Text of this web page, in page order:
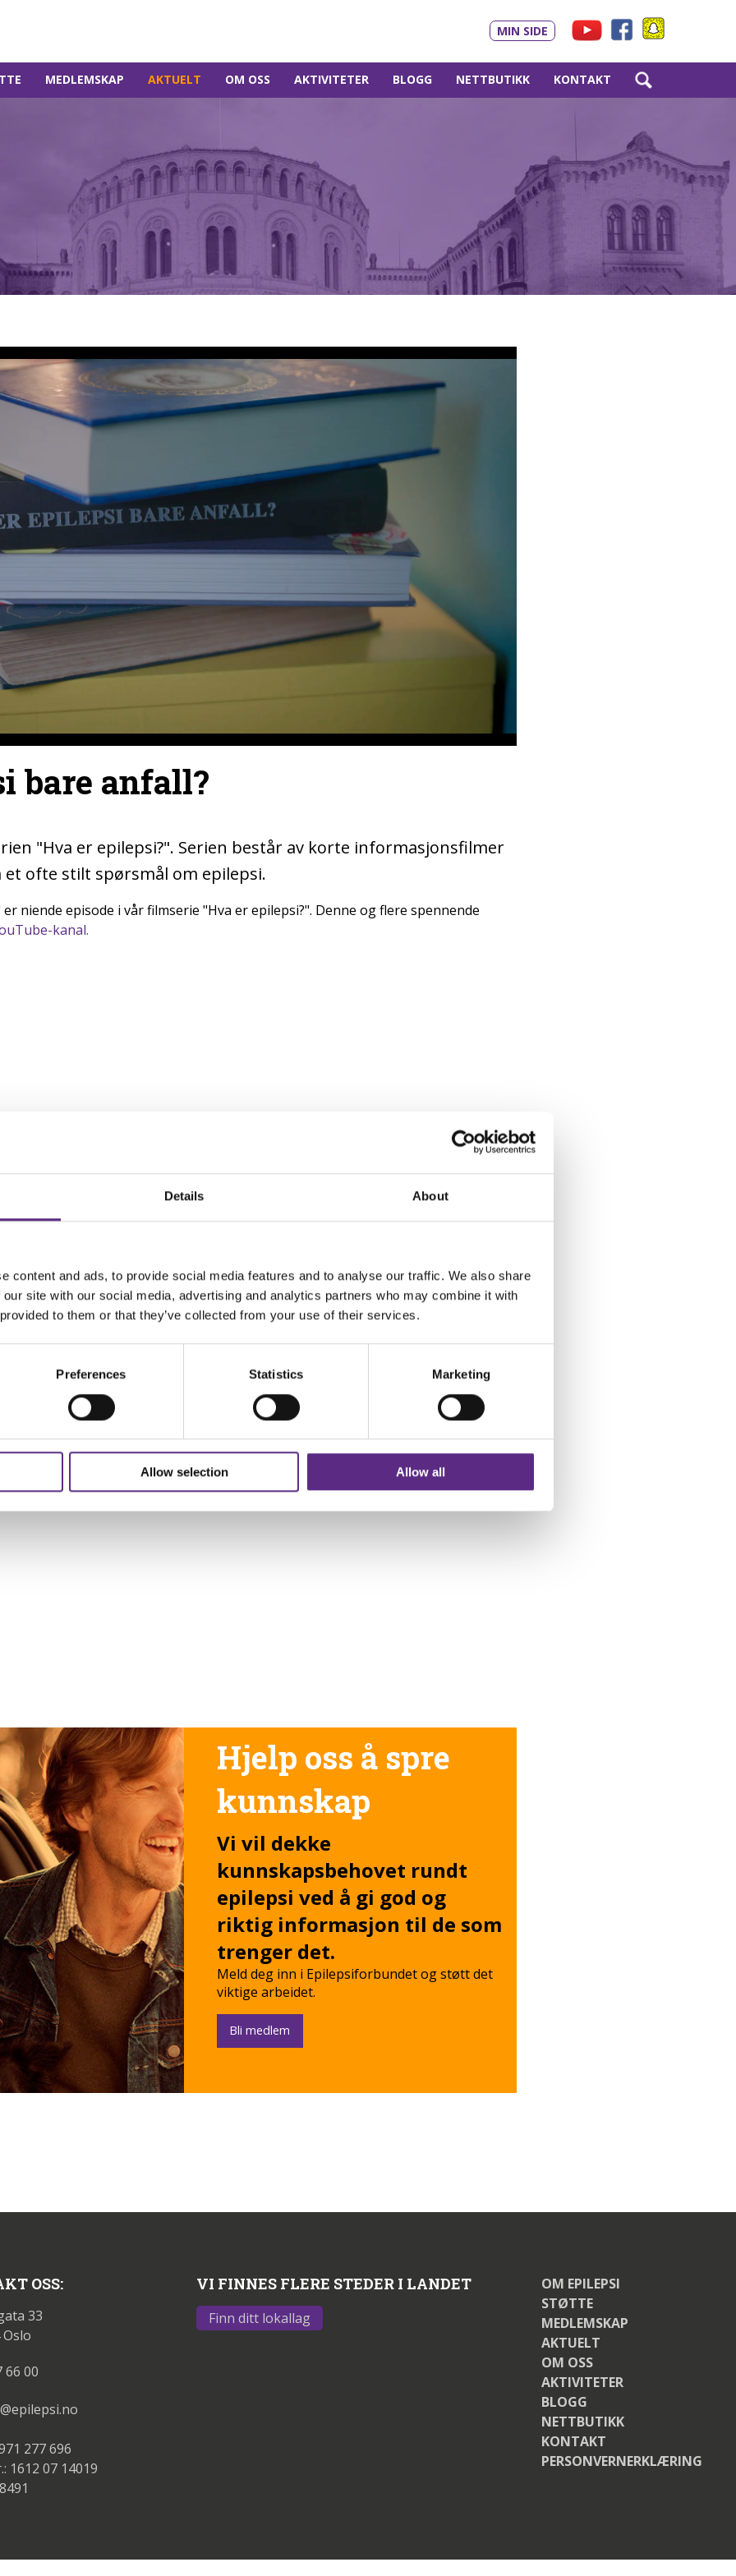
Details About
content and ads, to provide social media features and to analyse our traffic. We also share
site with our social media, advertising and analytics partners who may combine it with
to them or that they’ve collected from your use of their services.
Preferences Statistics Marketing
Allow selection Allow all
MIN SIDE
MEDLEMSKAP AKTUELT OM OSS AKTIVITETER BLOGG NETTBUTIKK KONTAKT
bare anfall?
"Hva er epilepsi?". Serien består av korte informasjonsfilmer
et ofte stilt spørsmål om epilepsi.
niende episode i vår filmserie "Hva er epilepsi?". Denne og flere spennende
kanal.
Hjelp oss å spre
kunnskap
Vi vil dekke
kunnskapsbehovet rundt
epilepsi ved å gi god og
riktig informasjon til de som
trenger det.
Meld deg inn i Epilepsiforbundet og støtt det
viktige arbeidet.
Bli medlem
OSS:
33
66 00
277 696
1612 07 14019
VI FINNES FLERE STEDER I LANDET
Finn ditt lokallag
OM EPILEPSI
STØTTE
MEDLEMSKAP
AKTUELT
OM OSS
AKTIVITETER
BLOGG
NETTBUTIKK
KONTAKT
PERSONVERNERKLÆRING